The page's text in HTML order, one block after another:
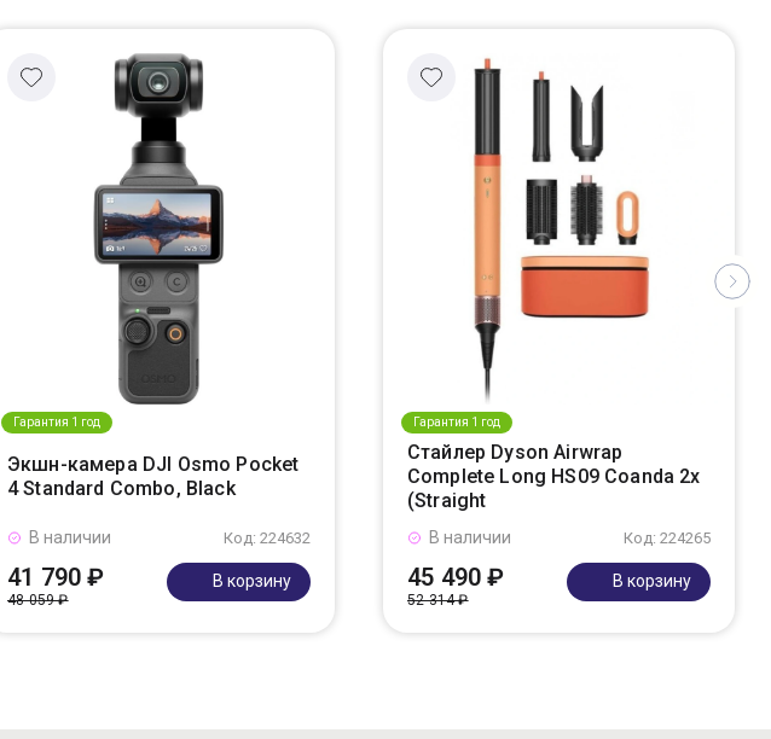
Гарантия 1 год
Экшн-камера DJI Osmo Pocket
4 Standard Combo, Black
Код: 224632
В наличии
41 790 ₽
48 059 ₽
В корзину
Гарантия 1 год
Стайлер Dyson Airwrap
Complete Long HS09 Coanda 2x
(Straight
Код: 224265
В наличии
45 490 ₽
52 314 ₽
В корзину